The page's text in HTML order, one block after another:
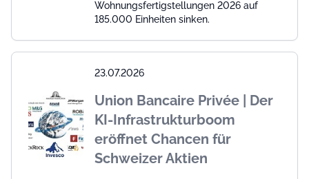
Wohnungsfertigstellungen 2026 auf
185.000 Einheiten sinken.
23.07.2026
Union Bancaire Privée | Der
KI-Infrastrukturboom
eröffnet Chancen für
Schweizer Aktien